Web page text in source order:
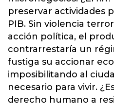
preservar actividades
PIB. Sin violencia
acción política, el
contrarrestaría un
fustiga su accionar
imposibilitando al
necesario para vivir.
derecho humano a